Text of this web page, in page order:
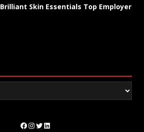
Brilliant Skin Essentials Top Employer
Facebook
Instagram
Twitter
LinkedIn